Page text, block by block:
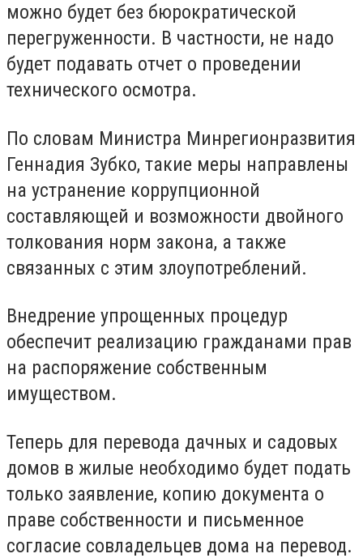
можно будет без бюрократической
перегруженности. В частности, не надо
будет подавать отчет о проведении
технического осмотра.
По словам Министра Минрегионразвития
Геннадия Зубко, такие меры направлены
на устранение коррупционной
составляющей и возможности двойного
толкования норм закона, а также
связанных с этим злоупотреблений.
Внедрение упрощенных процедур
обеспечит реализацию гражданами прав
на распоряжение собственным
имуществом.
Теперь для перевода дачных и садовых
домов в жилые необходимо будет подать
только заявление, копию документа о
праве собственности и письменное
согласие совладельцев дома на перевод.